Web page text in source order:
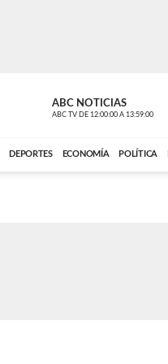
ABC NOTICIAS
ABC TV DE 12:00:00 A 13:59:00
DEPORTES ECONOMÍA POLÍTICA